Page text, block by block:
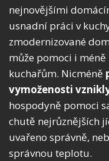
nejnovějšími
usnadní práci v
zmodernizované
může pomoci i
kuchařům. Nicméně
vymoženosti
hospodyně pomoci
chutě nejrůznějších
uvařeno správně,
správnou teplotu.